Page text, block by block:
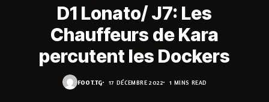
D1 Lonato/ J7: Les
Chauffeurs de Kara
percutent les Dockers
FOOT.TG 17 DÉCEMBRE 2022 1 MINS READ